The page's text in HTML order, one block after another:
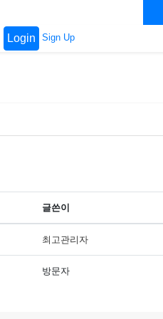
Login Sign Up
글쓴이
최고관리자
방문자